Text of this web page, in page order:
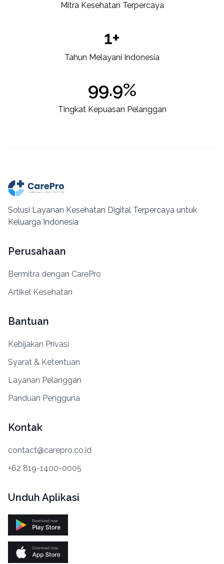
Mitra Kesehatan Terpercaya
1+
Tahun Melayani Indonesia
99.9%
Tingkat Kepuasan Pelanggan
Solusi Layanan Kesehatan Digital Terpercaya untuk
Keluarga Indonesia
Perusahaan
Bermitra dengan CarePro
Artikel Kesehatan
Bantuan
Kebijakan Privasi
Syarat & Ketentuan
Layanan Pelanggan
Panduan Pengguna
Kontak
contact@carepro.co.id
+62 819-1400-0005
Unduh Aplikasi